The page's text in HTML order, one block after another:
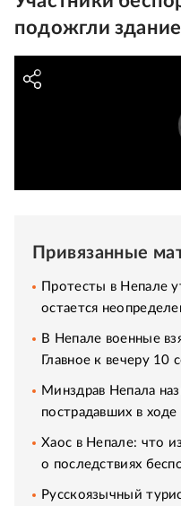
подожгли
Привязанные
Протесты в Непале
остается
В Непале военные
Главное к вечеру 10
Минздрав Непала
пострадавших в
Хаос в Непале: что
о последствиях
Русскоязычный